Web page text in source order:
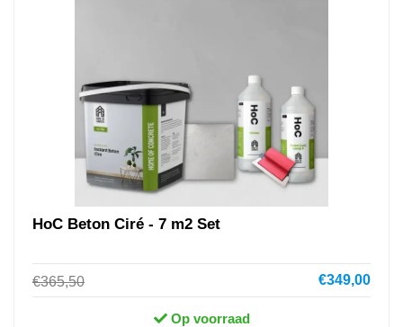
HoC Beton Ciré - 7 m2 Set
€365,50 €349,00
Op voorraad